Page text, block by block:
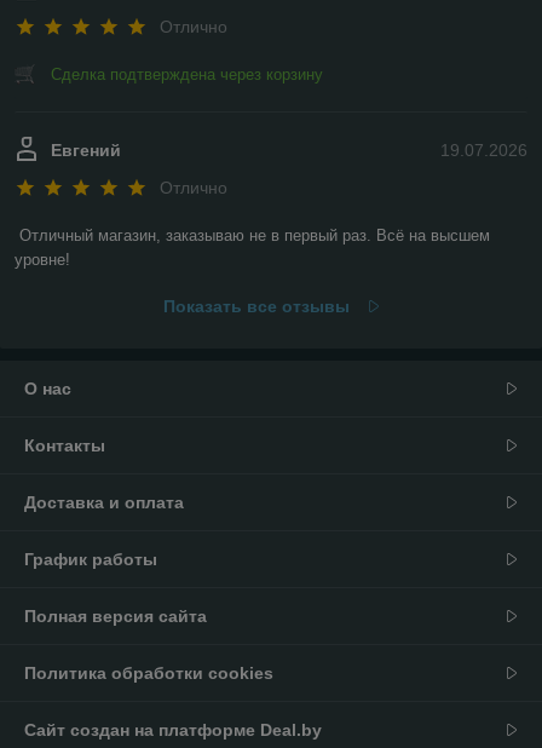
Отлично
Сделка подтверждена через корзину
19.07.2026
Евгений
Отлично
Отличный магазин, заказываю не в первый раз. Всё на высшем
уровне!
Показать все отзывы
О нас
Контакты
Доставка и оплата
График работы
Полная версия сайта
Политика обработки cookies
Сайт создан на платформе Deal.by